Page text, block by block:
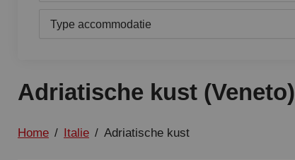
Type accommodatie
Adriatische kust (Veneto)
Home / Italie / Adriatische kust